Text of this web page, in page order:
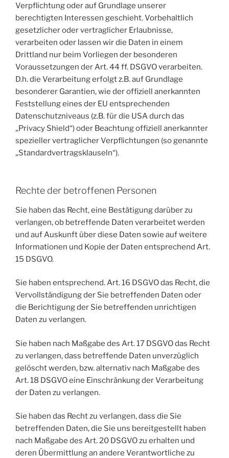
Verpflichtung oder auf Grundlage unserer
berechtigten Interessen geschieht. Vorbehaltlich
gesetzlicher oder vertraglicher Erlaubnisse,
verarbeiten oder lassen wir die Daten in einem
Drittland nur beim Vorliegen der besonderen
Voraussetzungen der Art. 44 ff. DSGVO verarbeiten.
D.h. die Verarbeitung erfolgt z.B. auf Grundlage
besonderer Garantien, wie der offiziell anerkannten
Feststellung eines der EU entsprechenden
Datenschutzniveaus (z.B. für die USA durch das
„Privacy Shield“) oder Beachtung offiziell anerkannter
spezieller vertraglicher Verpflichtungen (so genannte
„Standardvertragsklauseln“).
Rechte der betroffenen Personen
Sie haben das Recht, eine Bestätigung darüber zu
verlangen, ob betreffende Daten verarbeitet werden
und auf Auskunft über diese Daten sowie auf weitere
Informationen und Kopie der Daten entsprechend Art.
15 DSGVO.
Sie haben entsprechend. Art. 16 DSGVO das Recht, die
Vervollständigung der Sie betreffenden Daten oder
die Berichtigung der Sie betreffenden unrichtigen
Daten zu verlangen.
Sie haben nach Maßgabe des Art. 17 DSGVO das Recht
zu verlangen, dass betreffende Daten unverzüglich
gelöscht werden, bzw. alternativ nach Maßgabe des
Art. 18 DSGVO eine Einschränkung der Verarbeitung
der Daten zu verlangen.
Sie haben das Recht zu verlangen, dass die Sie
betreffenden Daten, die Sie uns bereitgestellt haben
nach Maßgabe des Art. 20 DSGVO zu erhalten und
deren Übermittlung an andere Verantwortliche zu